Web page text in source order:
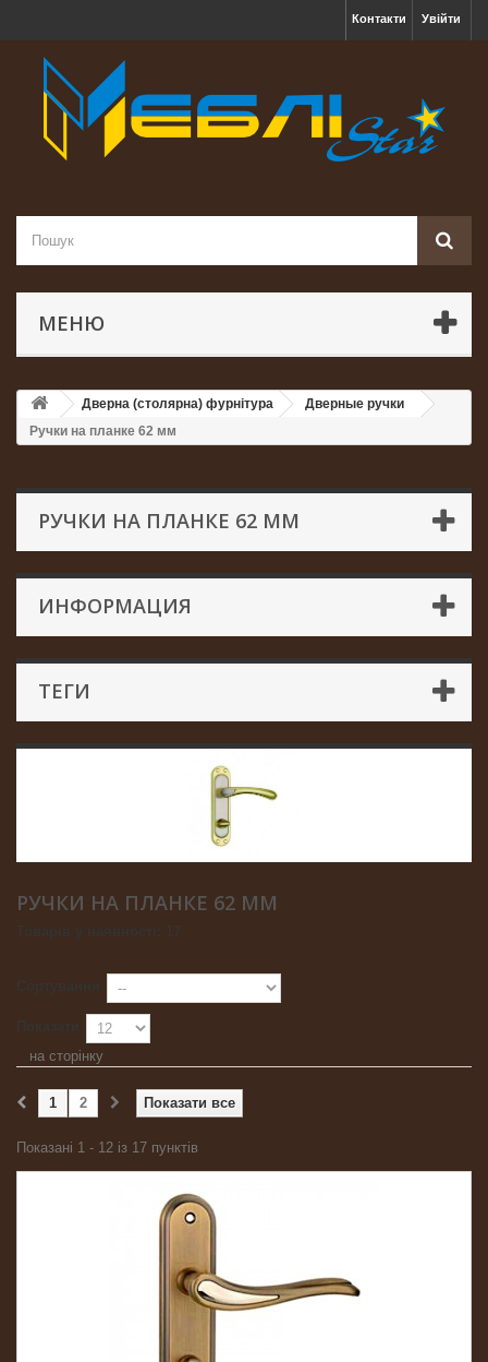
Увійти
Контакти
МЕНЮ
Дверна (столярна) фурнітура
Дверные ручки
Ручки на планке 62 мм
РУЧКИ НА ПЛАНКЕ 62 ММ
ИНФОРМАЦИЯ
ТЕГИ
РУЧКИ НА ПЛАНКЕ 62 ММ
Товарів у наявності: 17
Сортування
на сторінку
Показати все
1 2
Показані 1 - 12 із 17 пунктів